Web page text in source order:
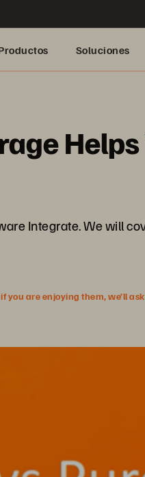
Soluciones
Integrate. We will
are enjoying them, we’ll